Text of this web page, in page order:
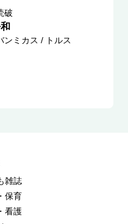
破
ンミカス / トルス
雑誌
保育
看護